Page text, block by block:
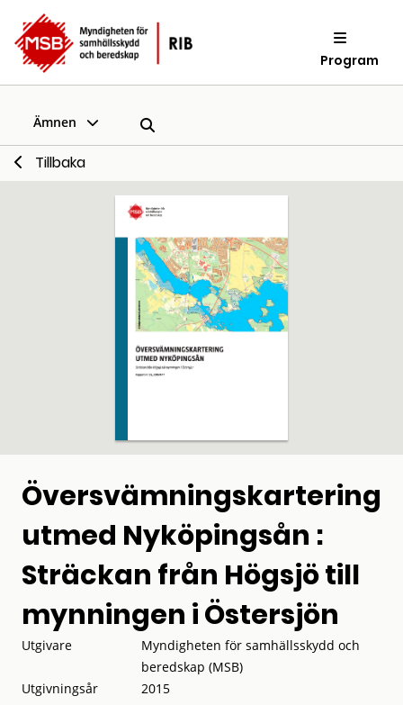
Program
Ämnen
Tillbaka
Översvämningskartering
utmed Nyköpingsån :
Sträckan från Högsjö till
mynningen i Östersjön
Utgivare
Myndigheten för samhällsskydd och
beredskap (MSB)
Utgivningsår
2015